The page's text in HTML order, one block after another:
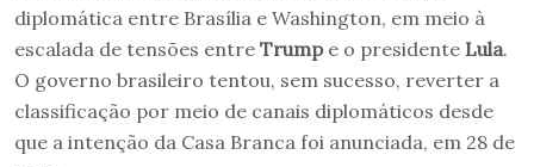
diplomática entre Brasília e Washington, em meio à
escalada de tensões entre Trump e o presidente Lula.
O governo brasileiro tentou, sem sucesso, reverter a
classificação por meio de canais diplomáticos desde
que a intenção da Casa Branca foi anunciada, em 28 de